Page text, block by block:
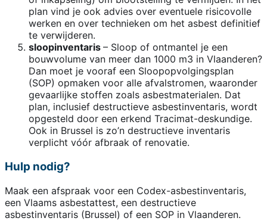
plan vind je ook advies over eventuele risicovolle
werken en over technieken om het asbest definitief
te verwijderen.
sloopinventaris – Sloop of ontmantel je een
bouwvolume van meer dan 1000 m3 in Vlaanderen?
Dan moet je vooraf een Sloopopvolgingsplan
(SOP) opmaken voor alle afvalstromen, waaronder
gevaarlijke stoffen zoals asbestmaterialen. Dat
plan, inclusief destructieve asbestinventaris, wordt
opgesteld door een erkend Tracimat-deskundige.
Ook in Brussel is zo’n destructieve inventaris
verplicht vóór afbraak of renovatie.
Hulp nodig?
Maak een afspraak voor een Codex-asbestinventaris,
een Vlaams asbestattest, een destructieve
asbestinventaris (Brussel) of een SOP in Vlaanderen.